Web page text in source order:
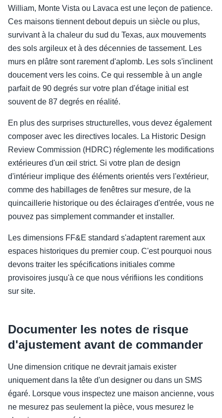
William, Monte Vista ou Lavaca est une leçon de patience.
Ces maisons tiennent debout depuis un siècle ou plus,
survivant à la chaleur du sud du Texas, aux mouvements
des sols argileux et à des décennies de tassement. Les
murs en plâtre sont rarement d'aplomb. Les sols s'inclinent
doucement vers les coins. Ce qui ressemble à un angle
parfait de 90 degrés sur votre plan d'étage initial est
souvent de 87 degrés en réalité.
En plus des surprises structurelles, vous devez également
composer avec les directives locales. La Historic Design
Review Commission (HDRC) réglemente les modifications
extérieures d'un œil strict. Si votre plan de design
d'intérieur implique des éléments orientés vers l'extérieur,
comme des habillages de fenêtres sur mesure, de la
quincaillerie historique ou des éclairages d'entrée, vous ne
pouvez pas simplement commander et installer.
Les dimensions FF&E standard s'adaptent rarement aux
espaces historiques du premier coup. C'est pourquoi nous
devons traiter les spécifications initiales comme
provisoires jusqu'à ce que nous vérifiions les conditions
sur site.
Documenter les notes de risque
d'ajustement avant de commander
Une dimension critique ne devrait jamais exister
uniquement dans la tête d'un designer ou dans un SMS
égaré. Lorsque vous inspectez une maison ancienne, vous
ne mesurez pas seulement la pièce, vous mesurez le